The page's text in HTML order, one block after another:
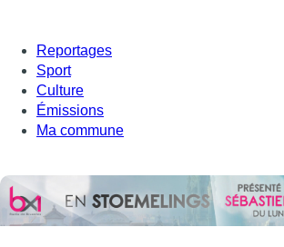
Reportages
Sport
Culture
Émissions
Ma commune